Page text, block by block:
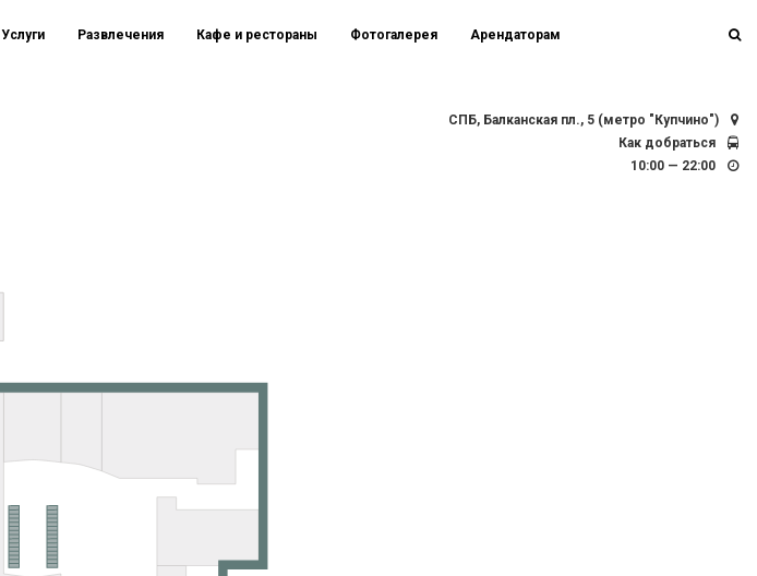
Услуги Развлечения Кафе и рестораны Фотогалерея Арендаторам
СПБ, Балканская пл., 5 (метро "Купчино")
Как добраться
10:00 — 22:00